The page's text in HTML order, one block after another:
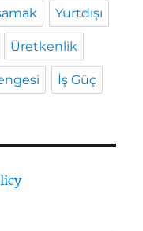
Yurtdışı
Üretkenlik
İş Güç